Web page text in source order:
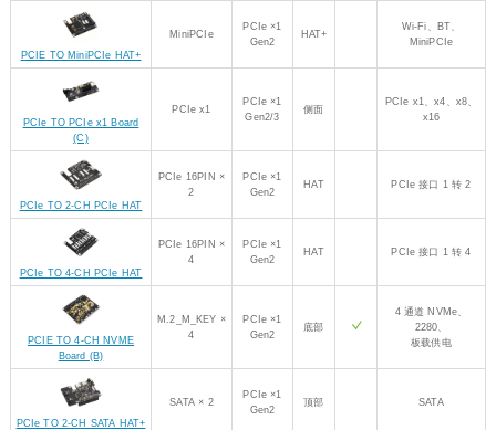
PCIE TO MiniPCIe HAT+
MiniPCIe
PCIe ×1
Gen2
HAT+
Wi-Fi、BT、
MiniPCIe
PCIe TO PCIe x1 Board
(C)
PCIe x1
PCIe ×1
Gen2/3
侧面
PCIe x1、x4、x8、
x16
PCIe TO 2-CH PCIe HAT
PCIe 16PIN ×
2
PCIe ×1
Gen2
HAT PCIe 接口 1 转 2
PCIe TO 4-CH PCIe HAT
PCIe 16PIN ×
4
PCIe ×1
Gen2
HAT PCIe 接口 1 转 4
PCIE TO 4-CH NVME
Board (B)
M.2_M_KEY ×
4
PCIe ×1
Gen2
底部
4 通道 NVMe、
2280、
板载供电
PCIe TO 2-CH SATA HAT+
SATA × 2
PCIe ×1
Gen2
顶部 SATA